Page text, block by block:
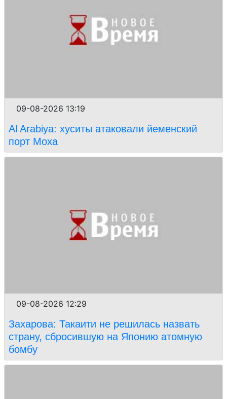
09-08-2026 13:19
Al Arabiya: хуситы атаковали йеменский
порт Моха
09-08-2026 12:29
Захарова: Такаити не решилась назвать
страну, сбросившую на Японию атомную
бомбу